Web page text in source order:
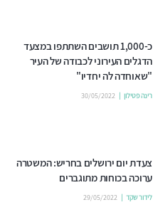
כ-1,000 תושבים השתתפו במצעד
הדגלים העירוני לכבודה של העיר
"שאוחדה לה יחדיו"
רינה פטילון 30/05/2022
צעדת יום ירושלים בחריש: המשטרה
ערוכה בכוחות מתוגברים
לידור שקד 29/05/2022